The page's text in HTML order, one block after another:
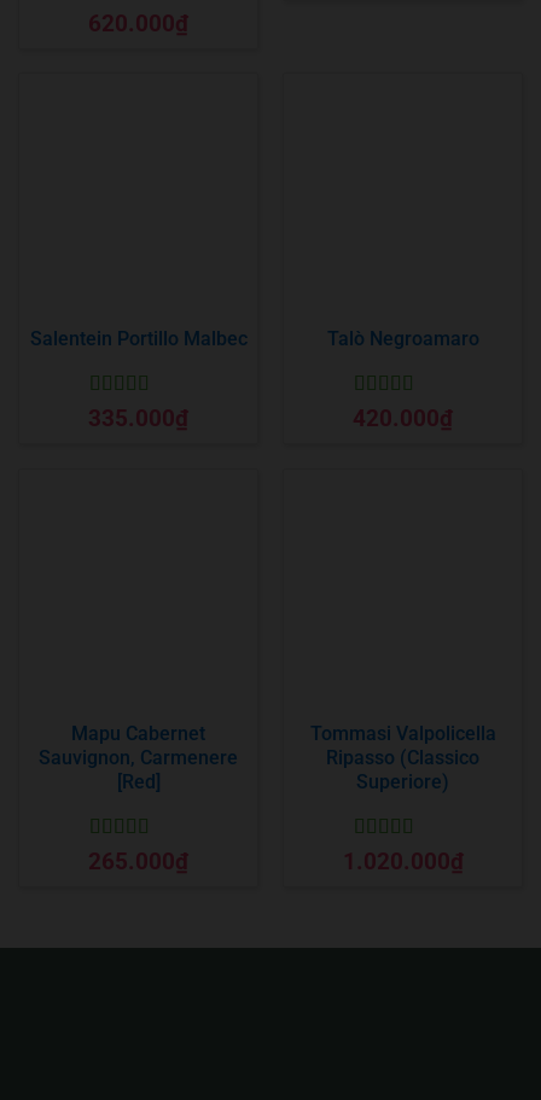
Được xếp
hạng55 sao
620.000₫
Salentein Portillo Malbec
Được xếp
hạng55 sao
335.000₫
Talò Negroamaro
Được xếp
hạng55 sao
420.000₫
Mapu Cabernet
Sauvignon, Carmenere
[Red]
Được xếp
hạng55 sao
265.000₫
Tommasi Valpolicella
Ripasso (Classico
Superiore)
Được xếp
hạng55 sao
1.020.000₫